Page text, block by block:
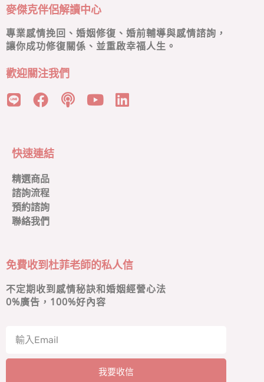
麥傑克伴侶解讀中心
專業感情挽回、婚姻修復、婚前輔導與感情諮詢，
讓你成功修復關係、並重啟幸福人生。
歡迎關注我們
快速連結
精選商品
諮詢流程
預約諮詢
聯絡我們
免費收到杜菲老師的私人信
不定期收到感情秘訣和婚姻經營心法
0%廣告，100%好內容
我要收信